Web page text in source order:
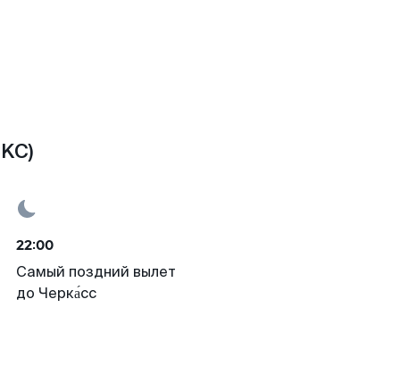
22:00
Самый поздний вылет
до Черка́сс